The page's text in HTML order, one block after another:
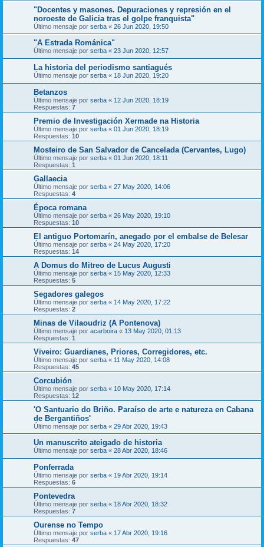
"Docentes y masones. Depuraciones y represión en el
noroeste de Galicia tras el golpe franquista"
Último mensaje por serba « 26 Jun 2020, 19:50
"A Estrada Románica"
Último mensaje por serba « 23 Jun 2020, 12:57
La historia del periodismo santiagués
Último mensaje por serba « 18 Jun 2020, 19:20
Betanzos
Último mensaje por serba « 12 Jun 2020, 18:19
Respuestas: 7
Premio de Investigación Xermade na Historia
Último mensaje por serba « 01 Jun 2020, 18:19
Respuestas: 10
Mosteiro de San Salvador de Cancelada (Cervantes, Lugo)
Último mensaje por serba « 01 Jun 2020, 18:11
Respuestas: 1
Gallaecia
Último mensaje por serba « 27 May 2020, 14:06
Respuestas: 4
Época romana
Último mensaje por serba « 26 May 2020, 19:10
Respuestas: 10
El antiguo Portomarín, anegado por el embalse de Belesar
Último mensaje por serba « 24 May 2020, 17:20
Respuestas: 14
A Domus do Mitreo de Lucus Augusti
Último mensaje por serba « 15 May 2020, 12:33
Respuestas: 5
Segadores galegos
Último mensaje por serba « 14 May 2020, 17:22
Respuestas: 2
Minas de Vilaoudriz (A Pontenova)
Último mensaje por acarboira « 13 May 2020, 01:13
Respuestas: 1
Viveiro: Guardianes, Priores, Corregidores, etc.
Último mensaje por serba « 11 May 2020, 14:08
Respuestas: 45
Corcubión
Último mensaje por serba « 10 May 2020, 17:14
Respuestas: 12
'O Santuario do Briño. Paraíso de arte e natureza en Cabana
de Bergantiños'
Último mensaje por serba « 29 Abr 2020, 19:43
Un manuscrito ateigado de historia
Último mensaje por serba « 28 Abr 2020, 18:46
Ponferrada
Último mensaje por serba « 19 Abr 2020, 19:14
Respuestas: 6
Pontevedra
Último mensaje por serba « 18 Abr 2020, 18:32
Respuestas: 7
Ourense no Tempo
Último mensaje por serba « 17 Abr 2020, 19:16
Respuestas: 47